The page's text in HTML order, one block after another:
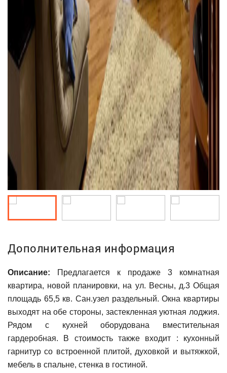
Дополнительная информация
Описание: Предлагается к продаже 3 комнатная
квартира, новой планировки, на ул. Весны, д.3 Общая
площадь 65,5 кв. Сан.узел раздельный. Окна квартиры
выходят на обе стороны, застекленная уютная лоджия.
Рядом с кухней оборудована вместительная
гардеробная. В стоимость также входит : кухонный
гарнитур со встроенной плитой, духовкой и вытяжкой,
мебель в спальне, стенка в гостиной.